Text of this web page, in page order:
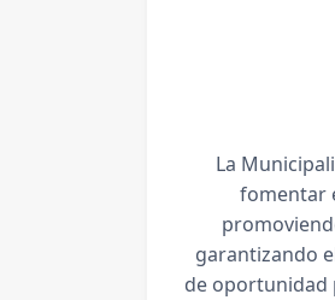
La
fomentar
garantizando
de oportunidad